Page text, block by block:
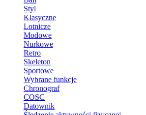
Styl
Klasyczne
Lotnicze
Modowe
Nurkowe
Retro
Skeleton
Sportowe
Wybrane funkcje
Chronograf
COSC
Datownik